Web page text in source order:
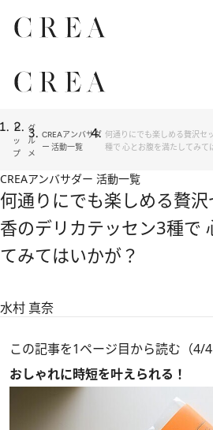
ト
ッ
プ
グ
ル
メ
CREAアンバサダ
ー 活動一覧
何通りにでも楽しめる贅沢セ
種で 心とお腹を満たしてみて
CREAアンバサダー 活動一覧
何通りにでも楽しめる贅
香のデリカテッセン3種で
てみてはいかが？
水村 真奈
この記事を1ページ目から読む（4/4
おしゃれに時短を叶えられる！